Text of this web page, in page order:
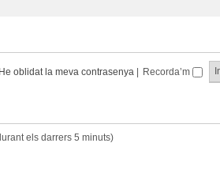
He oblidat la meva contrasenya Recorda’m
els darrers 5 minuts)